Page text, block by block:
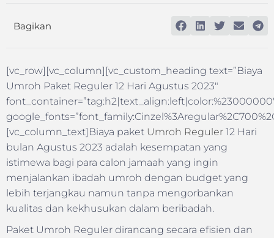
Bagikan
[vc_row][vc_column][vc_custom_heading text=”Biaya
Umroh Paket Reguler 12 Hari Agustus 2023″
[vc_column_text]Biaya paket Umroh Reguler 12 Hari
bulan Agustus 2023 adalah kesempatan yang
istimewa bagi para calon jamaah yang ingin
menjalankan ibadah umroh dengan budget yang
lebih terjangkau namun tanpa mengorbankan
kualitas dan kekhusukan dalam beribadah.
Paket Umroh Reguler dirancang secara efisien dan